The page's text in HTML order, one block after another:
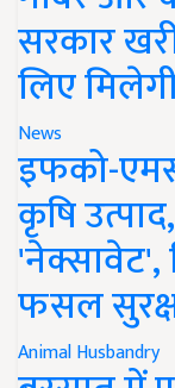
सरकार
लिए
News
इफको-
कृषि
'नेक्सावेट',
फसल
Animal Husbandry